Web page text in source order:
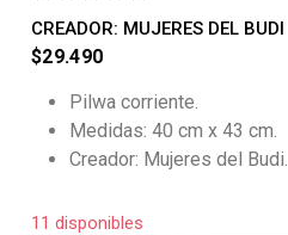
CREADOR: MUJERES DEL BUDI
$29.490
Pilwa corriente.
Medidas: 40 cm x 43 cm.
Creador: Mujeres del Budi.
11 disponibles